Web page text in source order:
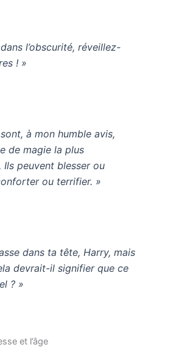
l’obscurité, réveillez-
! »
à mon humble avis,
de magie la plus
Ils peuvent blesser ou
ou terrifier. »
dans ta tête, Harry, mais
devrait-il signifier que ce
? »
et l’âge